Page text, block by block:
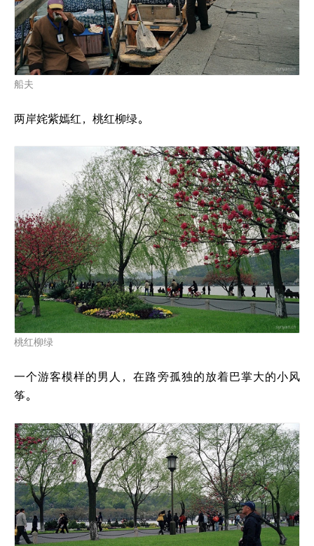
船夫
两岸姹紫嫣红，桃红柳绿。
桃红柳绿
一个游客模样的男人，在路旁孤独的放着巴掌大的小风
筝。